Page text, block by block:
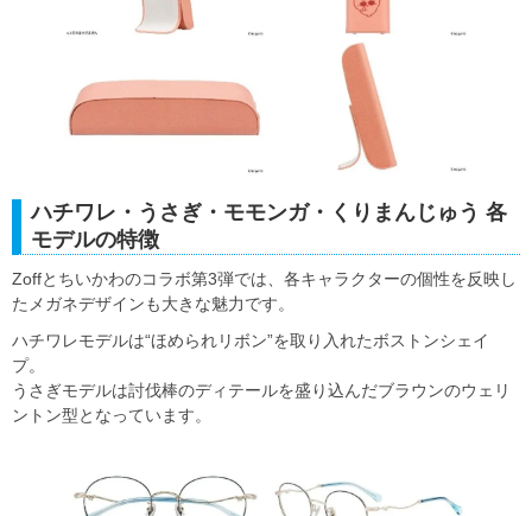
ハチワレ・うさぎ・モモンガ・くりまんじゅう 各
モデルの特徴
Zoffとちいかわのコラボ第3弾では、各キャラクターの個性を反映し
たメガネデザインも大きな魅力です。
ハチワレモデルは“ほめられリボン”を取り入れたボストンシェイ
プ。
うさぎモデルは討伐棒のディテールを盛り込んだブラウンのウェリ
ントン型となっています。